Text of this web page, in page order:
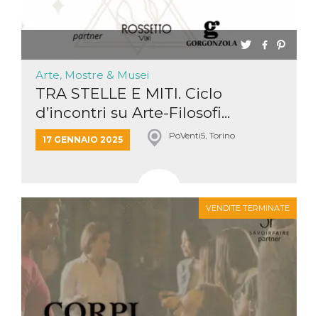
Arte, Mostre & Musei
TRA STELLE E MITI. Ciclo
d’incontri su Arte-Filosofi...
17 GENNAIO 2025 PoVenti5, Torino
VENDITE TERMINATE